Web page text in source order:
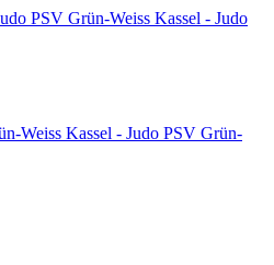
PSV Grün-Weiss Kassel - Judo
PSV Grün-